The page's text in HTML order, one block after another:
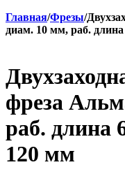
Главная/Фрезы/
диам. 10 мм, раб.
фреза
раб. длина
120 мм